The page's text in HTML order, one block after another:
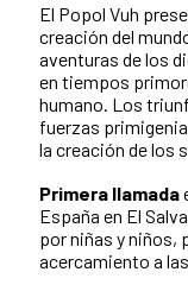
El Popol Vuh
creación del
aventuras de los
en tiempos
humano. Los
fuerzas
la creación de los
Primera llamada
España en El
por niñas y niños,
acercamiento a